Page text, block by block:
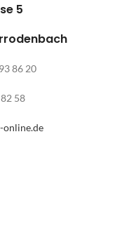
5
86 20
58
online.de